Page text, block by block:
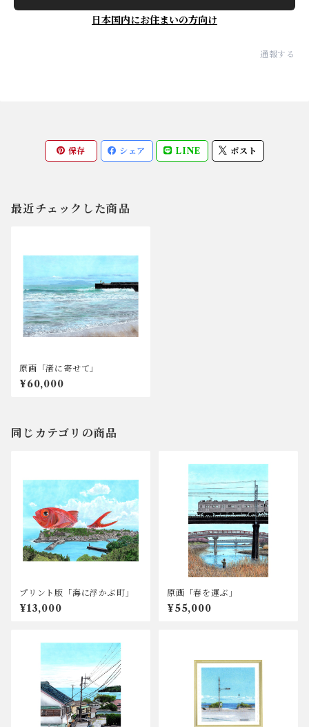
日本国内にお住まいの方向け
通報する
保存 シェア LINE ポスト
最近チェックした商品
原画「渚に寄せて」
¥60,000
同じカテゴリの商品
プリント版「海に浮かぶ町」
¥13,000
原画「春を運ぶ」
¥55,000